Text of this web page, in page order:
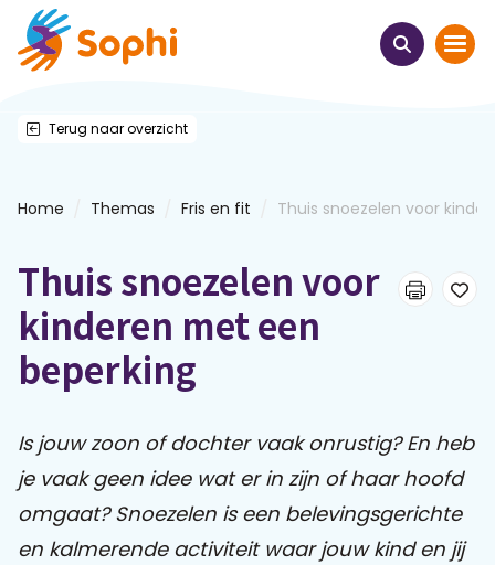
Thema's
Leren & ontmoeten
Webinars
E-learnings
Themabijeenkomsten
Praat mee
Terug naar overzicht
Home Themas Fris en fit Thuis snoezelen voor kinde...
Thuis snoezelen voor
kinderen met een
beperking
Is jouw zoon of dochter vaak onrustig? En heb
je vaak geen idee wat er in zijn of haar hoofd
omgaat? Snoezelen is een belevingsgerichte
en kalmerende activiteit waar jouw kind en jij